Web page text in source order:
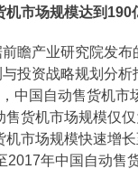
机市场规模达到190
瞻产业研究院发
投资战略规划分析
中国自动售货机市
售货机市场规模仅
机市场规模快速增
2017年中国自动售